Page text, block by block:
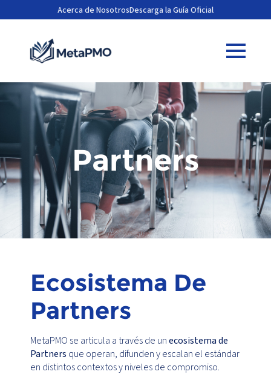
Acerca de NosotrosDescarga la Guía Oficial
Partners
Ecosistema De
Partners
MetaPMO se articula a través de unecosistema de
Partners que operan, difunden y escalan el estándar
en distintos contextos y niveles de compromiso.